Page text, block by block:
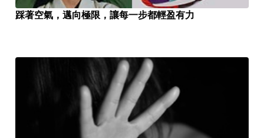
踩著空氣，邁向極限，讓每一步都輕盈有力